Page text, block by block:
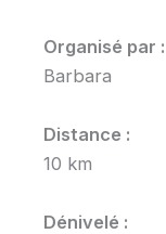
Organisé par :
Barbara
Distance :
10 km
Dénivelé :